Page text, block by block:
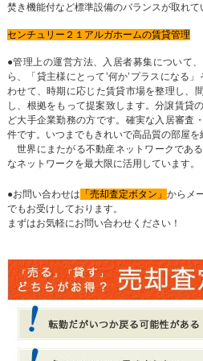
焚き機能付など標準設備のバランスが取れて
センチュリー２１アルガホームの賃貸管理
●管理上の運営方法、入居者募集について
ら、「貸主様にとって’何か’プラスになる
わせて、時期に応じた賃貸市場を整理し、
し、根拠をもって提案致します。分譲賃貸
ど大手企業勤務の方です。確実な入居審査
件です。いつまでもきれいで高品質の部屋を
世界にまたがる不動産ネットワークであ
なネットワークを最大限に活用しています。
●お問い合わせは 「売却査定ボタン」 からメ
でもお受けしております。
まずはお気軽にお問い合わせください！